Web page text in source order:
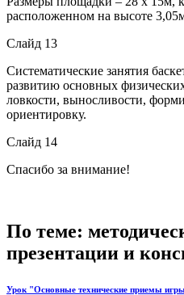
расположенном на высоте
Слайд 13
Систематические занятия
развитию основных
ловкости, выносливости,
ориентировку.
Слайд 14
Спасибо за внимание!
По теме:
презентации и
Урок "Основные технические приемы